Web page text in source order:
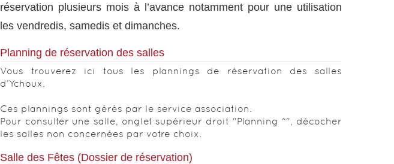
réservation plusieurs mois à l’avance notamment pour une utilisation
les vendredis, samedis et dimanches.
Planning de réservation des salles
Vous trouverez ici tous les plannings de réservation des salles
d’Ychoux.
Ces plannings sont gérés par le service association.
Pour consulter une salle, onglet supérieur droit "Planning ^", décocher
les salles non concernées par votre choix.
Salle des Fêtes (Dossier de réservation)